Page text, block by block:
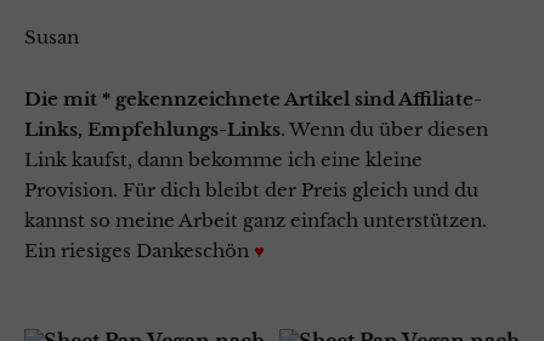
Susan
Die mit * gekennzeichnete Artikel sind Affiliate-
Links, Empfehlungs-Links. Wenn du über diesen
Link kaufst, dann bekomme ich eine kleine
Provision. Für dich bleibt der Preis gleich und du
kannst so meine Arbeit ganz einfach unterstützen.
Ein riesiges Dankeschön ♥